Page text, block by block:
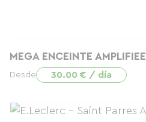
MEGA ENCEINTE AMPLIFIEE
Desde 30.00 € / día